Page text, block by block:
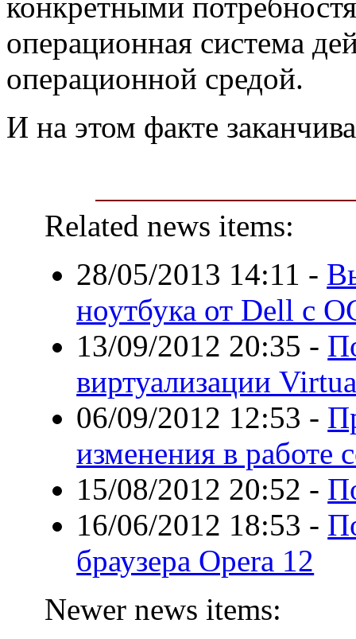
операционная система
операционной средой.
И на этом факте
Related news items:
28/05/2013 14:11 -
ноутбука от Dell с
13/09/2012 20:35 -
виртуализации
06/09/2012 12:53 -
изменения в работе
15/08/2012 20:52 -
16/06/2012 18:53 -
браузера Opera 12
Newer news items: